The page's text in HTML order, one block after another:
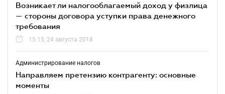
Возникает ли налогооблагаемый доход у физлица
— стороны договора уступки права денежного
требования
15.15, 24 августа 2018
Администрирование налогов
Направляем претензию контрагенту: основные
моменты